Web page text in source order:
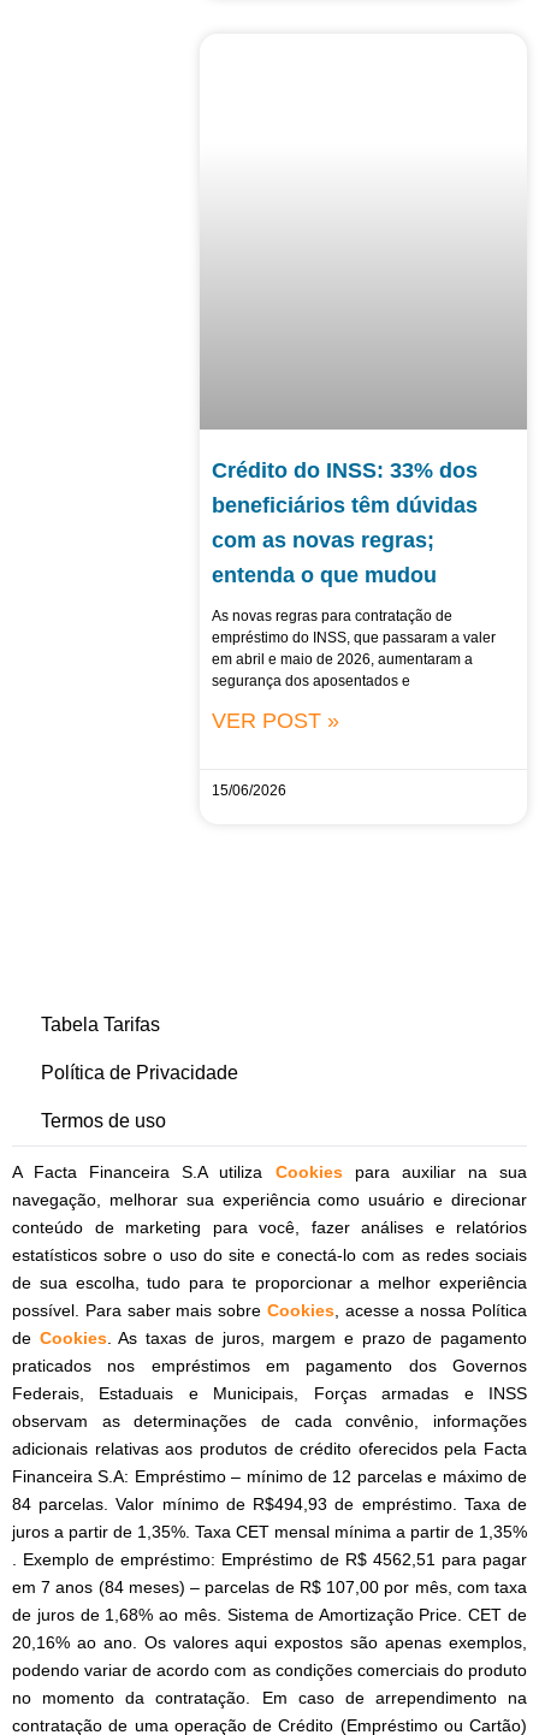
Crédito do INSS: 33% dos
beneficiários têm dúvidas
com as novas regras;
entenda o que mudou
As novas regras para contratação de
empréstimo do INSS, que passaram a valer
em abril e maio de 2026, aumentaram a
segurança dos aposentados e
VER POST »
15/06/2026
Tabela Tarifas
Política de Privacidade
Termos de uso
A Facta Financeira S.A utiliza Cookies
para auxiliar na sua
navegação, melhorar sua experiência como usuário e direcionar
conteúdo de marketing para você, fazer análises e relatórios
estatísticos sobre o uso do site e conectá-lo com as redes sociais
de sua escolha, tudo para te proporcionar a melhor experiência
possível. Para saber mais sobre Cookies, acesse a nossa Política
de Cookies. As taxas de juros, margem e prazo de pagamento
praticados nos empréstimos em pagamento dos Governos
Federais, Estaduais e Municipais, Forças armadas e INSS
observam as determinações de cada convênio, informações
adicionais relativas aos produtos de crédito oferecidos pela Facta
Financeira S.A: Empréstimo – mínimo de 12 parcelas e máximo de
84 parcelas. Valor mínimo de R$494,93 de empréstimo. Taxa de
juros a partir de 1,35%. Taxa CET mensal mínima a partir de 1,35%
. Exemplo de empréstimo: Empréstimo de R$ 4562,51 para pagar
em 7 anos (84 meses) – parcelas de R$ 107,00 por mês, com taxa
de juros de 1,68% ao mês. Sistema de Amortização Price. CET de
20,16% ao ano. Os valores aqui expostos são apenas exemplos,
podendo variar de acordo com as condições comerciais do produto
no momento da contratação. Em caso de arrependimento na
contratação de uma operação de Crédito (Empréstimo ou Cartão)